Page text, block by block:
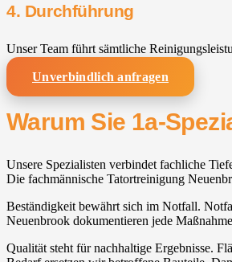
4. Durchführung
Unser Team führt sämtliche
Unverbindlich anfragen
Warum Sie 1a-
Unsere Spezialisten verbindet fachliche
Die fachmännische Tatortreinigung
Beständigkeit bewährt sich im Notfall.
Neuenbrook dokumentieren jede
Qualität steht für nachhaltige Ergebnisse.